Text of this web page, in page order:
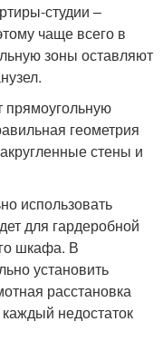
студии –
чаще всего в
зоны оставляют
прямоугольную
геометрия
стены и
использовать
для гардеробной
шкафа. В
установить
расстановка
недостаток